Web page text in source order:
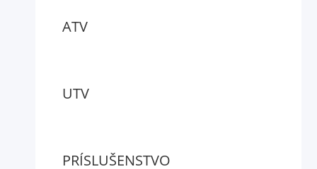
ATV
UTV
PRÍSLUŠENSTVO